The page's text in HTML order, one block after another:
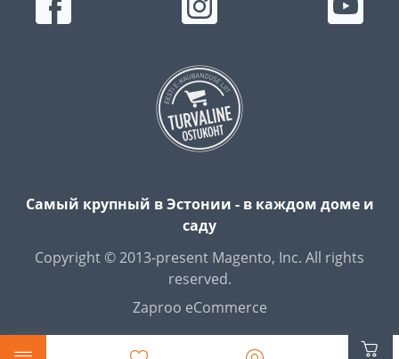
Самый крупный в Эстонии - в каждом доме и
саду
Copyright © 2013-present Magento, Inc. All rights
reserved.
Zaproo eCommerce